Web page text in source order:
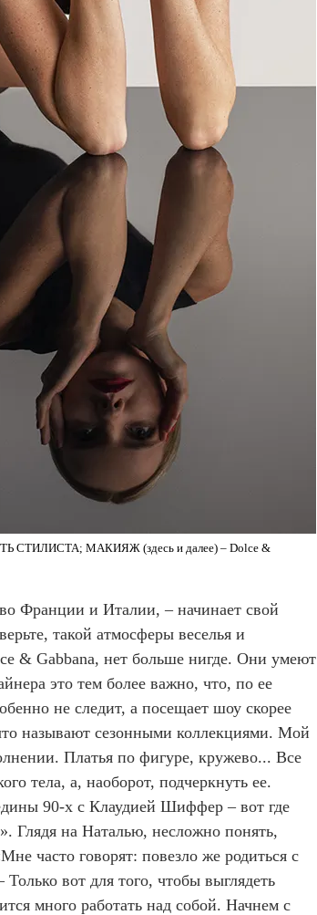
СТИЛИСТА; МАКИЯЖ (здесь и далее) – Dolce &
Франции и Италии, – начинает свой
такой атмосферы веселья и
& Gabbana, нет больше нигде. Они умеют
это тем более важно, что, по ее
не следит, а посещает шоу скорее
называют сезонными коллекциями. Мой
Платья по фигуре, кружево... Все
тела, а, наоборот, подчеркнуть ее.
90-х c Клаудией Шиффер – вот где
Глядя на Наталью, несложно понять,
часто говорят: повезло же родиться с
вот для того, чтобы выглядеть
много работать над собой. Начнем с